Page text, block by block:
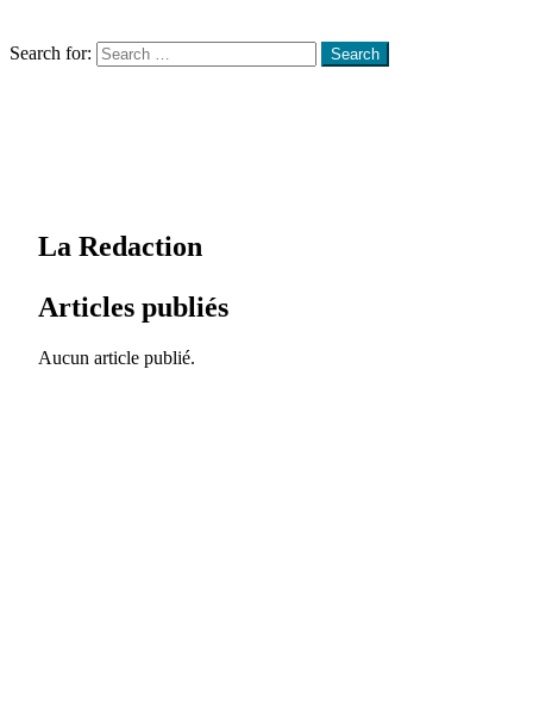
Search for:
Search
La Redaction
Articles publiés
Aucun article publié.